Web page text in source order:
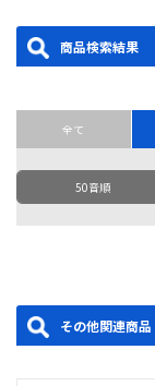
商品検索結果
全て
50音順
その他関連商品